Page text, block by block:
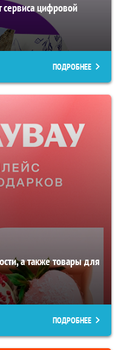
сервиса цифровой
ПОДРОБНЕЕ
а также товары для
ПОДРОБНЕЕ